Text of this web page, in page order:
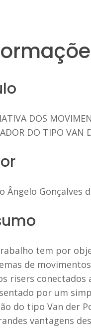
DOS
DO TIPO VAN
Ângelo Gonçalves
tem por
de
risers conectados
por um
do tipo Van der
vantagens